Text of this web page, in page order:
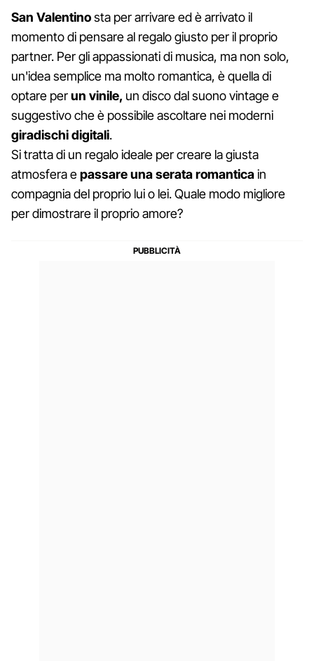
San Valentinosta per arrivare ed è arrivato il
momento di pensare al regalo giusto per il proprio
partner. Per gli appassionati di musica, ma non solo,
un'idea semplice ma molto romantica, è quella di
optare perun vinile, un disco dal suono vintage e
suggestivo che è possibile ascoltare nei moderni
giradischi digitali.
Si tratta di un regalo ideale per creare la giusta
atmosfera epassare una serata romanticain
compagnia del proprio lui o lei. Quale modo migliore
per dimostrare il proprio amore?